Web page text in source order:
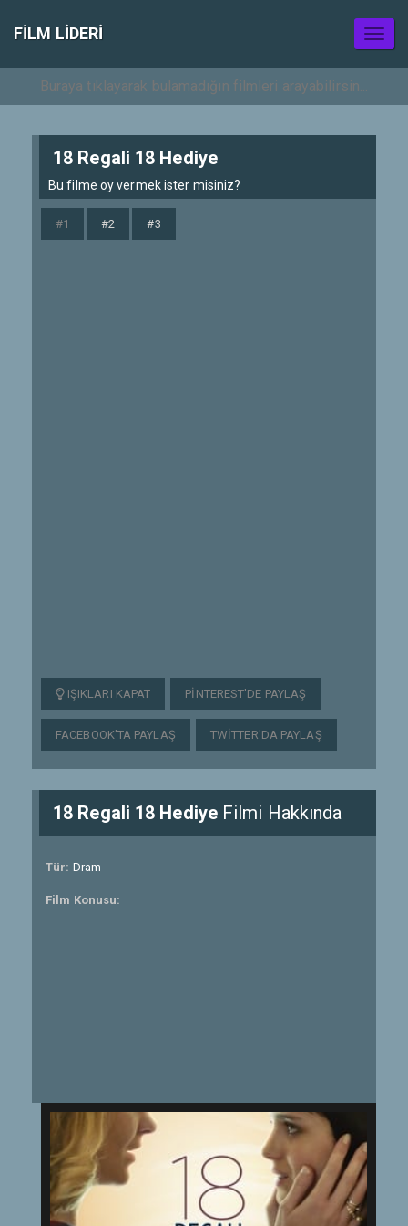
FILM LIDERI
18 Regali 18 Hediye
Bu filme oy vermek ister misiniz?
#1 #2 #3
IŞIKLARI KAPAT PINTEREST'DE PAYLAŞ
FACEBOOK'TA PAYLAŞ TWITTER'DA PAYLAŞ
18 Regali 18 HediyeFilmi Hakkında
Tür: Dram
Film Konusu: